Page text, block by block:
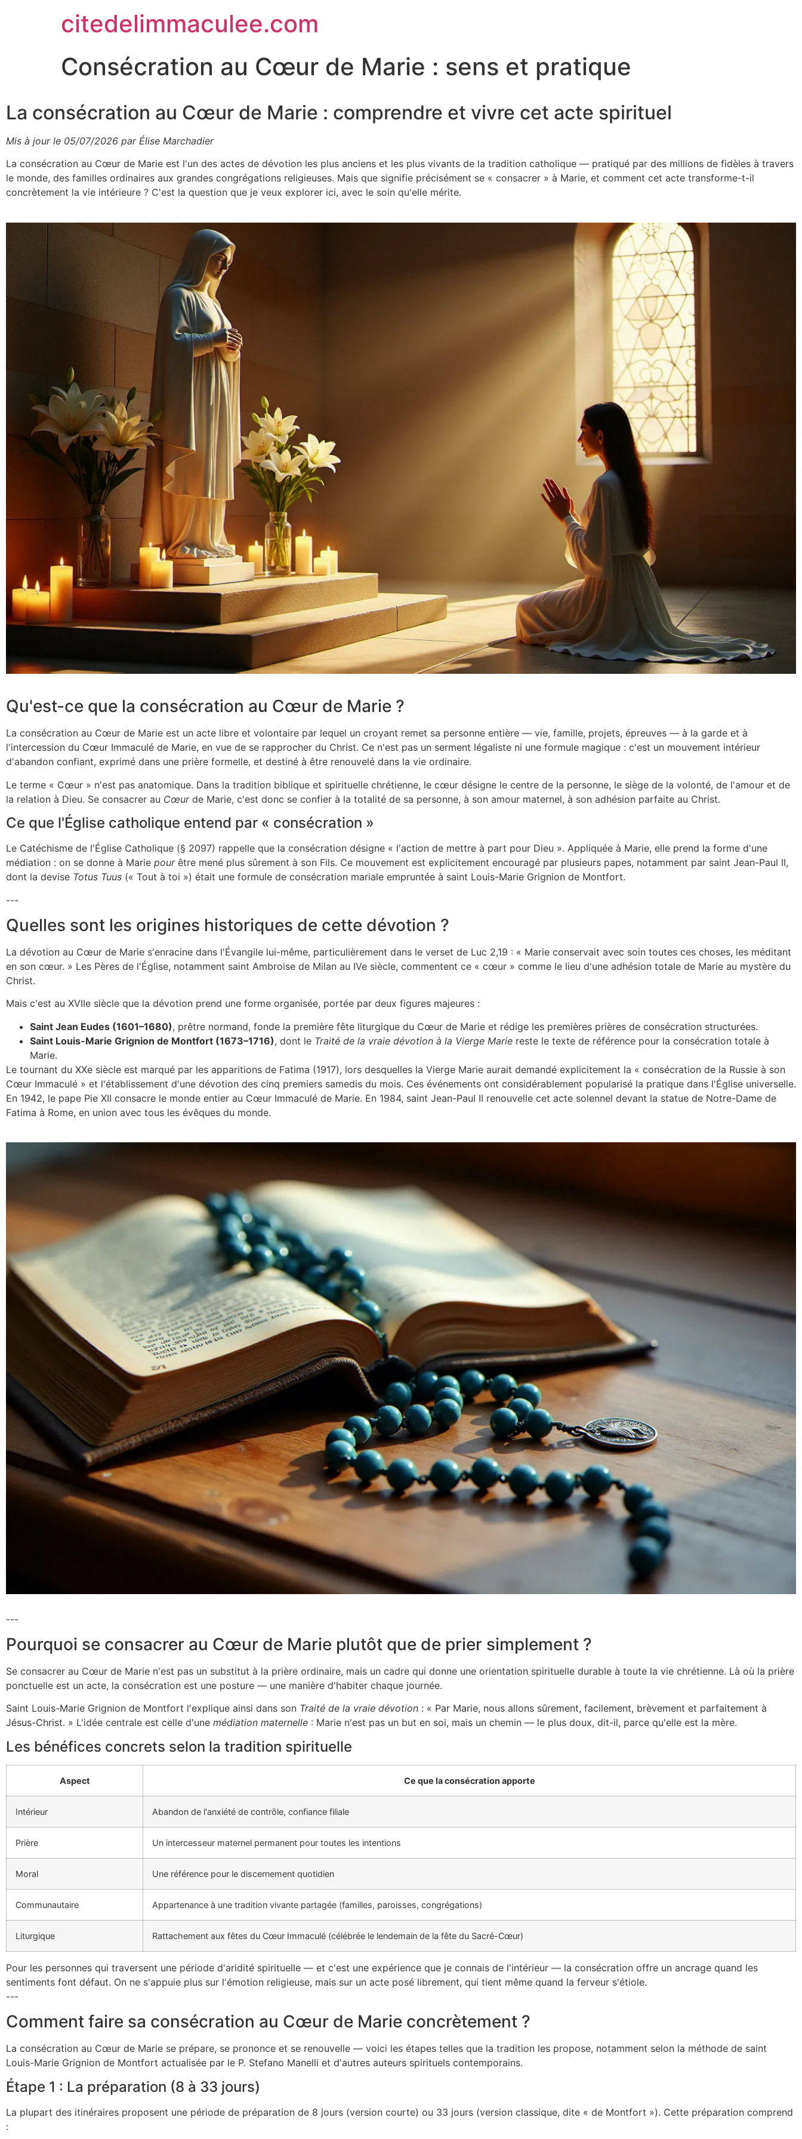
citedelimmaculee.com
Consécration au Cœur de Marie : sens et pratique
La consécration au Cœur de Marie : comprendre et vivre cet acte spirituel
Mis à jour le 05/07/2026 par Élise Marchadier
La consécration au Cœur de Marie est l'un des actes de dévotion les plus anciens et les plus vivants de la tradition catholique — pratiqué par des millions de fidèles à travers
le monde, des familles ordinaires aux grandes congrégations religieuses. Mais que signifie précisément se « consacrer » à Marie, et comment cet acte transforme-t-il
concrètement la vie intérieure ? C'est la question que je veux explorer ici, avec le soin qu'elle mérite.
Qu'est-ce que la consécration au Cœur de Marie ?
La consécration au Cœur de Marie est un acte libre et volontaire par lequel un croyant remet sa personne entière — vie, famille, projets, épreuves — à la garde et à
l'intercession du Cœur Immaculé de Marie, en vue de se rapprocher du Christ. Ce n'est pas un serment légaliste ni une formule magique : c'est un mouvement intérieur
d'abandon confiant, exprimé dans une prière formelle, et destiné à être renouvelé dans la vie ordinaire.
Le terme « Cœur » n'est pas anatomique. Dans la tradition biblique et spirituelle chrétienne, le cœur désigne le centre de la personne, le siège de la volonté, de l'amour et de
la relation à Dieu. Se consacrer au Cœurde Marie, c'est donc se confier à la totalité de sa personne, à son amour maternel, à son adhésion parfaite au Christ.
Ce que l'Église catholique entend par « consécration »
Le Catéchisme de l'Église Catholique (§ 2097) rappelle que la consécration désigne « l'action de mettre à part pour Dieu ». Appliquée à Marie, elle prend la forme d'une
médiation : on se donne à Marie pourêtre mené plus sûrement à son Fils. Ce mouvement est explicitement encouragé par plusieurs papes, notamment par saint Jean-Paul II,
dont la devise Totus Tuus (« Tout à toi ») était une formule de consécration mariale empruntée à saint Louis-Marie Grignion de Montfort.
---
Quelles sont les origines historiques de cette dévotion ?
La dévotion au Cœur de Marie s'enracine dans l'Évangile lui-même, particulièrement dans le verset de Luc 2,19 : « Marie conservait avec soin toutes ces choses, les méditant
en son cœur. » Les Pères de l'Église, notamment saint Ambroise de Milan au IVe siècle, commentent ce « cœur » comme le lieu d'une adhésion totale de Marie au mystère du
Christ.
Mais c'est au XVIIe siècle que la dévotion prend une forme organisée, portée par deux figures majeures :
Saint Jean Eudes (1601–1680), prêtre normand, fonde la première fête liturgique du Cœur de Marie et rédige les premières prières de consécration structurées.
Saint Louis-Marie Grignion de Montfort (1673–1716), dont le Traité de la vraie dévotion à la Vierge Marie reste le texte de référence pour la consécration totale à
Marie.
Le tournant du XXe siècle est marqué par les apparitions de Fatima (1917), lors desquelles la Vierge Marie aurait demandé explicitement la « consécration de la Russie à son
Cœur Immaculé » et l'établissement d'une dévotion des cinq premiers samedis du mois. Ces événements ont considérablement popularisé la pratique dans l'Église universelle.
En 1942, le pape Pie XII consacre le monde entier au Cœur Immaculé de Marie. En 1984, saint Jean-Paul II renouvelle cet acte solennel devant la statue de Notre-Dame de
Fatima à Rome, en union avec tous les évêques du monde.
---
Pourquoi se consacrer au Cœur de Marie plutôt que de prier simplement ?
Se consacrer au Cœur de Marie n'est pas un substitut à la prière ordinaire, mais un cadre qui donne une orientation spirituelle durable à toute la vie chrétienne. Là où la prière
ponctuelle est un acte, la consécration est une posture — une manière d'habiter chaque journée.
Saint Louis-Marie Grignion de Montfort l'explique ainsi dans son Traité de la vraie dévotion : « Par Marie, nous allons sûrement, facilement, brèvement et parfaitement à
Jésus-Christ. » L'idée centrale est celle d'une médiation maternelle : Marie n'est pas un but en soi, mais un chemin — le plus doux, dit-il, parce qu'elle est la mère.
Les bénéfices concrets selon la tradition spirituelle
Aspect Ce que la consécration apporte
Intérieur Abandon de l'anxiété de contrôle, confiance filiale
Prière Un intercesseur maternel permanent pour toutes les intentions
Moral Une référence pour le discernement quotidien
Communautaire Appartenance à une tradition vivante partagée (familles, paroisses, congrégations)
Liturgique Rattachement aux fêtes du Cœur Immaculé (célébrée le lendemain de la fête du Sacré-Cœur)
Pour les personnes qui traversent une période d'aridité spirituelle — et c'est une expérience que je connais de l'intérieur — la consécration offre un ancrage quand les
sentiments font défaut. On ne s'appuie plus sur l'émotion religieuse, mais sur un acte posé librement, qui tient même quand la ferveur s'étiole.
---
Comment faire sa consécration au Cœur de Marie concrètement ?
La consécration au Cœur de Marie se prépare, se prononce et se renouvelle — voici les étapes telles que la tradition les propose, notamment selon la méthode de saint
Louis-Marie Grignion de Montfort actualisée par le P. Stefano Manelli et d'autres auteurs spirituels contemporains.
Étape 1 : La préparation (8 à 33 jours)
La plupart des itinéraires proposent une période de préparation de 8 jours (version courte) ou 33 jours (version classique, dite « de Montfort »). Cette préparation comprend
: